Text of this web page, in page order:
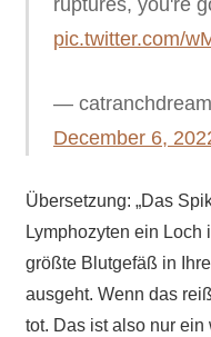
ruptures, you're
pic.twitter.com/
—
December 6,
Übersetzung: „Das
Lymphozyten ein Loch
größte Blutgefäß in
ausgeht. Wenn das
tot. Das ist also nur